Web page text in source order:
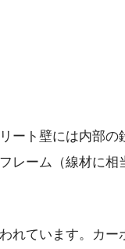
ート壁には内部の
レーム（線材に相
れています。カー